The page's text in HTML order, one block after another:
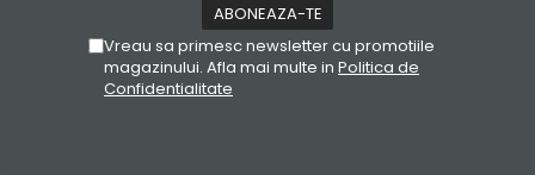
Vreau sa primesc newsletter cu promotiile
magazinului. Afla mai multe in Politica de
Confidentialitate